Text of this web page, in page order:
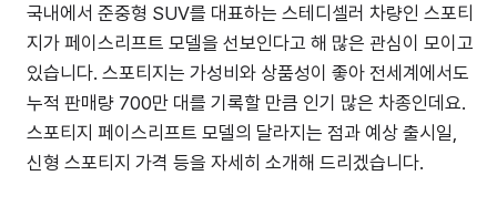
국내에서 준중형 SUV를 대표하는 스테디셀러 차량인 스포티
지가 페이스리프트 모델을 선보인다고 해 많은 관심이 모이고
있습니다. 스포티지는 가성비와 상품성이 좋아 전세계에서도
누적 판매량 700만 대를 기록할 만큼 인기 많은 차종인데요.
스포티지 페이스리프트 모델의 달라지는 점과 예상 출시일,
신형 스포티지 가격 등을 자세히 소개해 드리겠습니다.